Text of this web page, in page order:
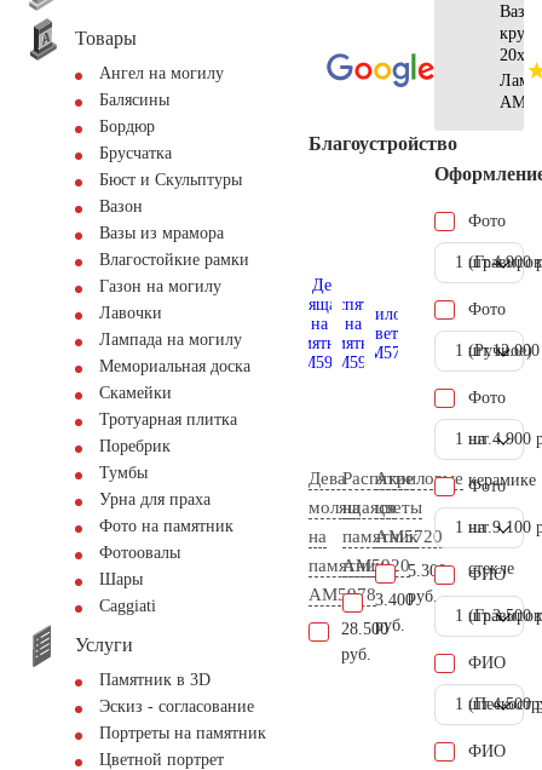
Товары
Ангел на могилу
Балясины
Бордюр
Брусчатка
Бюст и Скульптуры
Вазон
Вазы из мрамора
Влагостойкие рамки
Газон на могилу
Лавочки
Лампада на могилу
Мемориальная доска
Скамейки
Тротуарная плитка
Поребрик
Тумбы
Урна для праха
Фото на памятник
Фотоовалы
Шары
Сaggiati
Услуги
Памятник в 3D
Эскиз - согласование
Портреты на памятник
Цветной портрет
Благоустройство
Дева
молящаяся
на
памятник
AM5978
28.500
руб.
Распятие
на
памятник
AM5920
3.400
руб.
Акриловые
цветы
AM5720
5.300
руб.
Ваза
Фото
1 шт.4.900
Фото
(Ручное)
1 шт.
Фото
на
керамике
1 шт. 4.900
Фото
на
стекле
1 шт. 9.100
ФИО
1 шт.3.500
ФИО
1 шт.4.500
ФИО